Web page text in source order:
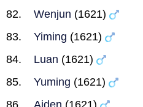
Wenjun (1621)
Yiming (1621)
Luan (1621)
Yuming (1621)
Aiden (1621)